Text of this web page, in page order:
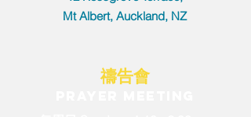
Mt Albert, Auckland, NZ
​​禱告會